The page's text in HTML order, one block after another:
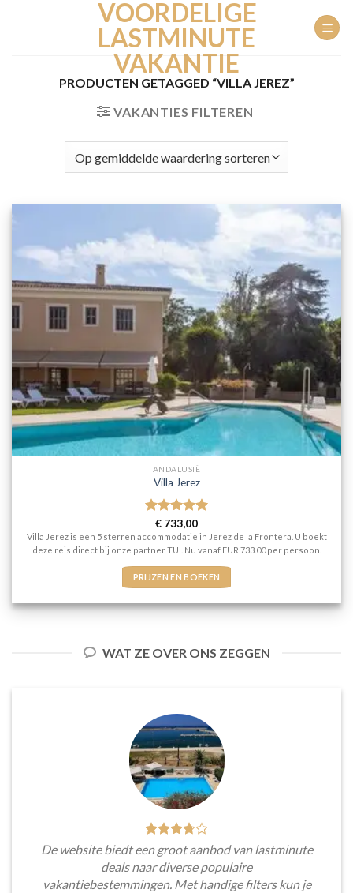
VOORDELIGE
LASTMINUTE
VAKANTIE
PRODUCTEN GETAGGED “VILLA JEREZ”
VAKANTIES FILTEREN
ANDALUSIË
Villa Jerez
Gewaardeerd
5uit 5
€ 733,00
Villa Jerez is een 5 sterren accommodatie in Jerez de la Frontera. U boekt
deze reis direct bij onze partner TUI. Nu vanaf EUR 733.00 per persoon.
PRIJZEN EN BOEKEN
WAT ZE OVER ONS ZEGGEN
De website biedt een groot aanbod van lastminute
deals naar diverse populaire
vakantiebestemmingen. Met handige filters kun je